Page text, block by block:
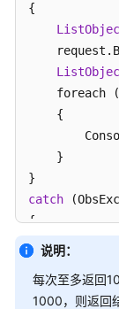
快
速
入
化
桶
相
关
接
{
foreach
    {
    }
catch
{
}
说明：
每次至多返回
1000，则返回